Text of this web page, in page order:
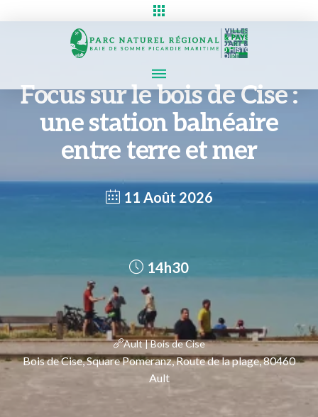
Focus sur le bois de Cise :
une station balnéaire
entre terre et mer
11 Août 2026
14h30
Ault | Bois de Cise
Bois de Cise, Square Pomeranz, Route de la plage, 80460
Ault